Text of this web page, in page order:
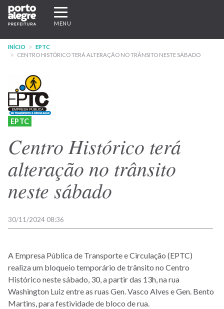
Pular
para
conteúdo
principal
Expandir/recolher
navegação
MENU
INÍCIO
EPTC
CENTRO HISTÓRICO TERÁ ALTERAÇÃO NO TRÂNSITO NESTE SÁBADO
EPTC
Centro Histórico terá
alteração no trânsito
neste sábado
30/11/2024 08:36
A Empresa Pública de Transporte e Circulação (EPTC)
realiza um bloqueio temporário de trânsito no Centro
Histórico neste sábado, 30, a partir das 13h, na rua
Washington Luiz entre as ruas Gen. Vasco Alves e Gen. Bento
Martins, para festividade de bloco de rua.